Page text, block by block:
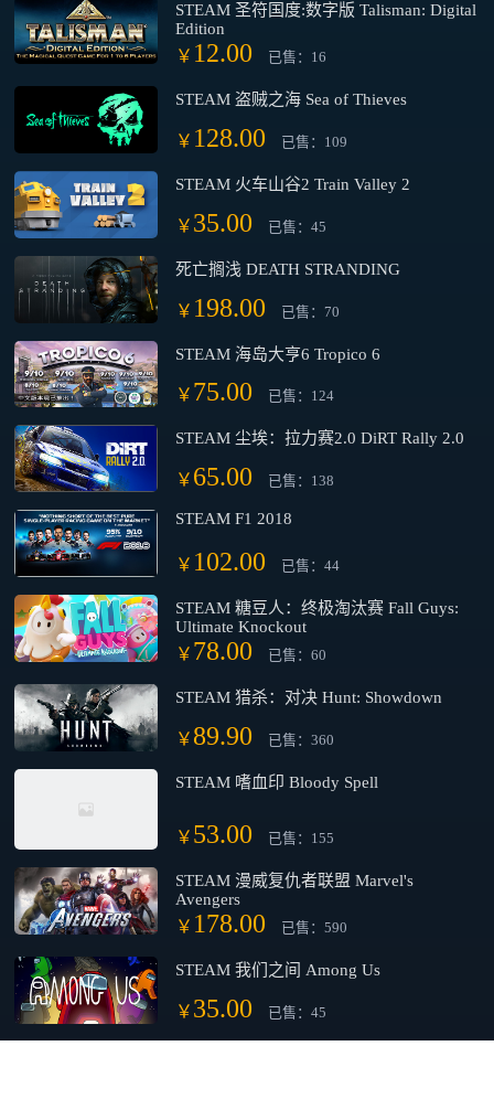
STEAM 圣符国度:数字版 Talisman: Digital
Edition
￥ 12.00 已售：16
STEAM 盗贼之海 Sea of Thieves
￥ 128.00 已售：109
STEAM 火车山谷2 Train Valley 2
￥ 35.00 已售：45
死亡搁浅 DEATH STRANDING
￥ 198.00 已售：70
STEAM 海岛大亨6 Tropico 6
￥ 75.00 已售：124
STEAM 尘埃：拉力赛2.0 DiRT Rally 2.0
￥ 65.00 已售：138
STEAM F1 2018
￥ 102.00 已售：44
STEAM 糖豆人：终极淘汰赛 Fall Guys:
Ultimate Knockout
￥ 78.00 已售：60
STEAM 猎杀：对决 Hunt: Showdown
￥ 89.90 已售：360
STEAM 嗜血印 Bloody Spell
￥ 53.00 已售：155
STEAM 漫威复仇者联盟 Marvel's
Avengers
￥ 178.00 已售：590
STEAM 我们之间 Among Us
￥ 35.00 已售：45